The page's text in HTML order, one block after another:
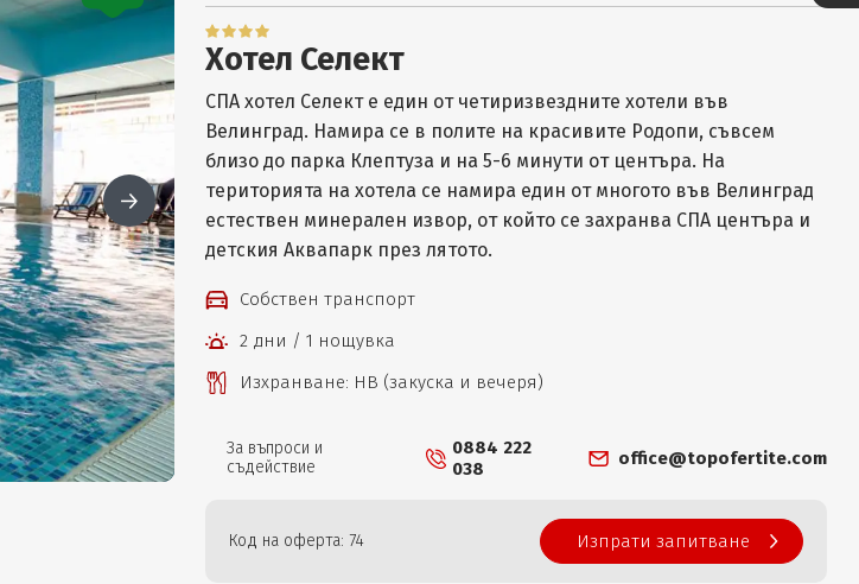
Хотел Селект
СПА хотел Селект е един от четиризвездните хотели във
Велинград. Намира се в полите на красивите Родопи, съвсем
близо до парка Клептуза и на 5-6 минути от центъра. На
територията на хотела се намира един от многото във Велинград
естествен минерален извор, от който се захранва СПА центъра и
детския Аквапарк през лятото.
Собствен транспорт
2 дни / 1 нощувка
Изхранване: НВ (закуска и вечеря)
За въпроси и
съдействие
0884 222
038
office@topofertite.com
Код на оферта: 74 Изпрати запитване